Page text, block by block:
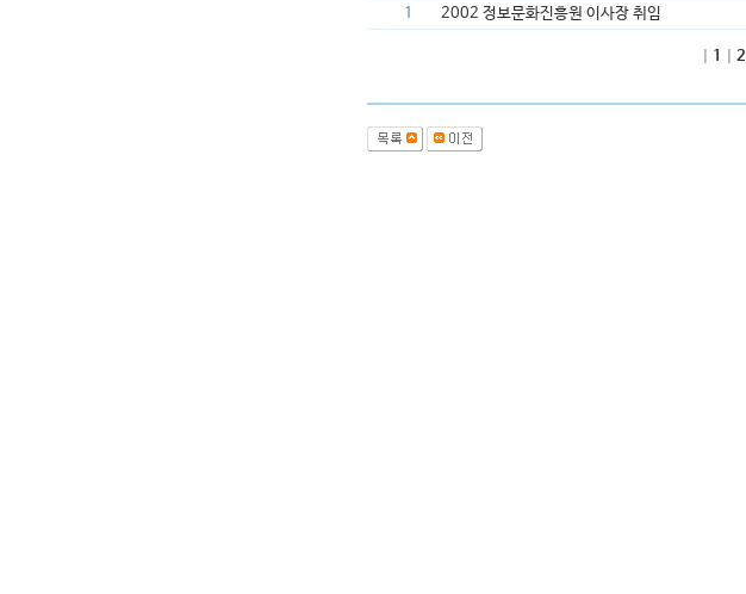
1
2002 정보문화진흥원 이사장 취임
1 2